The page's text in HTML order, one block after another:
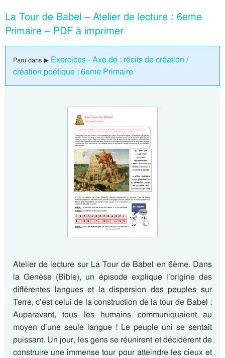
La Tour de Babel – Atelier de lecture : 6eme
Primaire – PDF à imprimer
Paru dans ▶ Exercices - Axe de : récits de création /
création poétique : 6eme Primaire
Atelier de lecture sur La Tour de Babel en 6ème. Dans
la Genèse (Bible), un épisode explique l’origine des
différentes langues et la dispersion des peuples sur
Terre, c’est celui de la construction de la tour de Babel :
Auparavant, tous les humains communiquaient au
moyen d’une seule langue ! Le peuple uni se sentait
puissant. Un jour, les gens se réunirent et décidèrent de
construire une immense tour pour atteindre les cieux et